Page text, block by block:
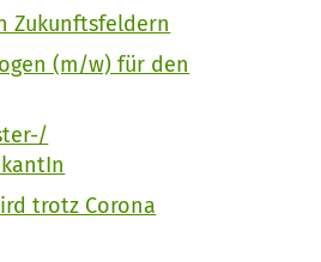
Zukunftsfeldern
(m/w) für den
trotz Corona